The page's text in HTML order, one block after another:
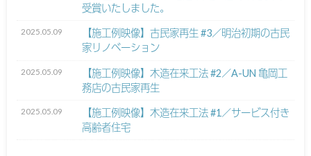
受賞いたしました。
2025.05.09
【施工例映像】古民家再生 #3／明治初期の古民
家リノベーション
2025.05.09
【施工例映像】木造在来工法 #2／A-UN 亀岡工
務店の古民家再生
2025.05.09
【施工例映像】木造在来工法 #1／サービス付き
高齢者住宅